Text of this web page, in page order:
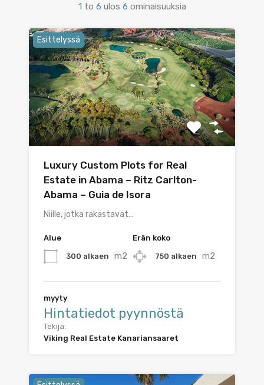
1 to 6 ulos 6 ominaisuuksia
Esittelyssä
Luxury Custom Plots for Real
Estate in Abama – Ritz Carlton-
Abama – Guia de Isora
Niille, jotka rakastavat…
Alue
300 alkaen m2
Erän koko
750 alkaen m2
myyty
Hintatiedot pyynnöstä
Tekijä:
Viking Real Estate Kanariansaaret